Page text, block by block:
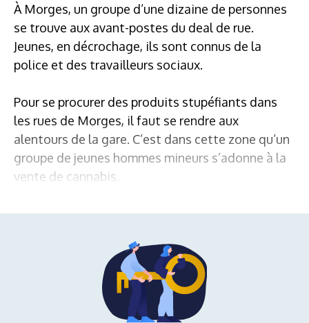
À Morges, un groupe d’une dizaine de personnes
se trouve aux avant-postes du deal de rue.
Jeunes, en décrochage, ils sont connus de la
police et des travailleurs sociaux.
Pour se procurer des produits stupéfiants dans
les rues de Morges, il faut se rendre aux
alentours de la gare. C’est dans cette zone qu’un
groupe de jeunes hommes mineurs s’adonne à la
vente de cannabis.